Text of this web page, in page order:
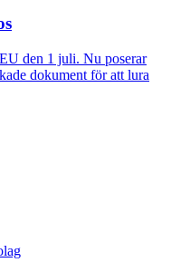
den 1 juli. Nu poserar
dokument för att lura